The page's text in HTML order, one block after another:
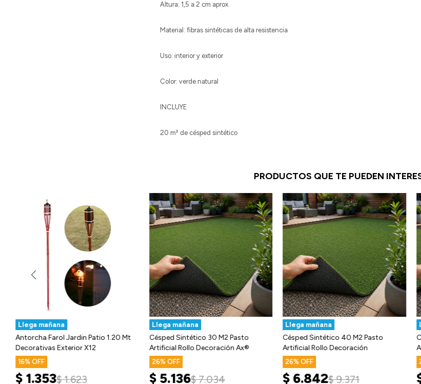
Altura: 1,5 a 2 cm aprox.
Material: fibras sintéticas de alta resistencia
Uso: interior y exterior
Color: verde natural
INCLUYE
20 m² de césped sintético
PRODUCTOS QUE TE PUEDEN
Llega mañana
Antorcha Farol Jardin Patio 1.20 Mt
Decorativas Exterior X12
16
$ 1.353$ 1.623
Llega mañana
Césped Sintético 30 M2 Pasto
Artificial Rollo Decoración Ax®
26
$ 5.136$ 7.034
Llega mañana
Césped Sintético 40 M2 Pasto
Artificial Rollo Decoración
26
$ 6.842$ 9.371